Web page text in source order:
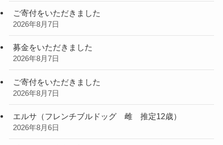
ご寄付をいただきました
2026年8月7日
募金をいただきました
2026年8月7日
ご寄付をいただきました
2026年8月7日
エルサ（フレンチブルドッグ 雌 推定12歳）
2026年8月6日